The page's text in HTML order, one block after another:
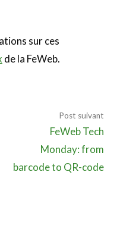
sur ces
de la FeWeb.
Post suivant
FeWeb Tech
Monday: from
barcode to QR-code